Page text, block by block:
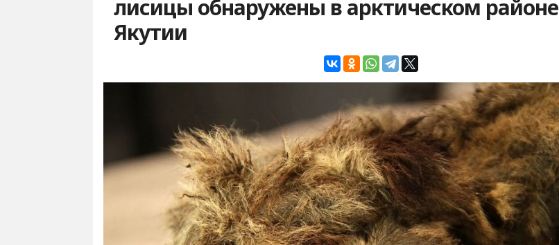
лисицы обнаружены в арктическом районе
Якутии